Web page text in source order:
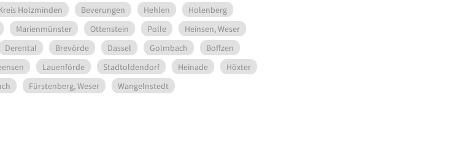
Holzminden Beverungen Hehlen
Holenberg
Marienmünster Ottenstein Polle
Heinsen, Weser
Derental Brevörde Dassel Golmbach
Boffzen
Lauenförde Stadtoldendorf Heinade
Höxter
Fürstenberg, Weser Wangelnstedt